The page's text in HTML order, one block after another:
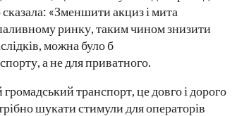
«Зменшити акциз і мита
ринку, таким чином знизити
можна було б
а не для приватного.
транспорт, це довго і дорого
шукати стимули для операторів